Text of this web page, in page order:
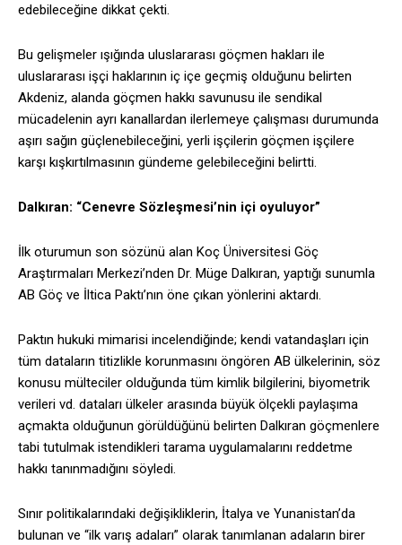
edebileceğine dikkat çekti.
Bu gelişmeler ışığında uluslararası göçmen hakları ile
uluslararası işçi haklarının iç içe geçmiş olduğunu belirten
Akdeniz, alanda göçmen hakkı savunusu ile sendikal
mücadelenin ayrı kanallardan ilerlemeye çalışması durumunda
aşırı sağın güçlenebileceğini, yerli işçilerin göçmen işçilere
karşı kışkırtılmasının gündeme gelebileceğini belirtti.
Dalkıran: “Cenevre Sözleşmesi’nin içi oyuluyor”
İlk oturumun son sözünü alan Koç Üniversitesi Göç
Araştırmaları Merkezi’nden Dr. Müge Dalkıran, yaptığı sunumla
AB Göç ve İltica Paktı’nın öne çıkan yönlerini aktardı.
Paktın hukuki mimarisi incelendiğinde; kendi vatandaşları için
tüm dataların titizlikle korunmasını öngören AB ülkelerinin, söz
konusu mülteciler olduğunda tüm kimlik bilgilerini, biyometrik
verileri vd. dataları ülkeler arasında büyük ölçekli paylaşıma
açmakta olduğunun görüldüğünü belirten Dalkıran göçmenlere
tabi tutulmak istendikleri tarama uygulamalarını reddetme
hakkı tanınmadığını söyledi.
Sınır politikalarındaki değişikliklerin, İtalya ve Yunanistan’da
bulunan ve “ilk varış adaları” olarak tanımlanan adaların birer